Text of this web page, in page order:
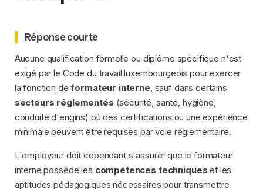
Réponse courte
Aucune qualification formelle ou diplôme spécifique n'est
exigé par le Code du travail luxembourgeois pour exercer
la fonction deformateur interne , sauf dans certains
secteurs réglementés (sécurité, santé, hygiène,
conduite d'engins) où des certifications ou une expérience
minimale peuvent être requises par voie réglementaire.
L'employeur doit cependant s'assurer que le formateur
interne possède les compétences techniques et les
aptitudes pédagogiques nécessaires pour transmettre